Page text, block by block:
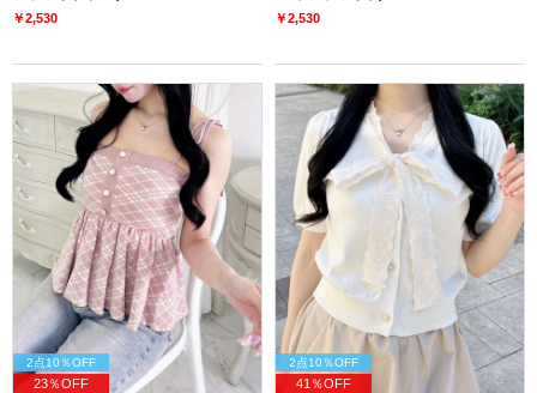
￥2,530 ￥2,530
2点10％OFF
23％OFF
2点10％OFF
41％OFF